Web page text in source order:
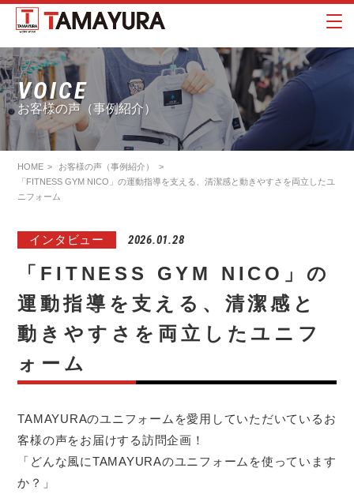
VOICE
お客様の声（事例紹介）
HOME
お客様の声（事例紹介）
「FITNESS GYM NICO」の運動指導を支える、清潔感と動きやすさを両立したユ
ニフォーム
インタビュー 2026.01.28
「FITNESS GYM NICO」の
運動指導を支える、清潔感と
動きやすさを両立したユニフ
ォーム
TAMAYURAのユニフォームを愛用していただいているお
客様の声をお届けする訪問企画！
「どんな風にTAMAYURAのユニフォームを使っています
か？」